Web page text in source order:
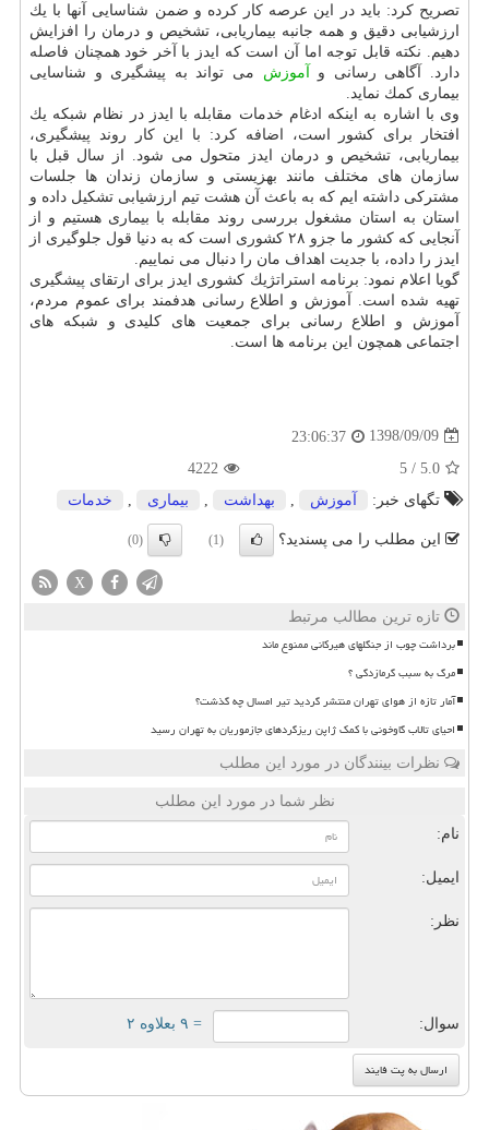
تصریح كرد: باید در این عرصه كار كرده و ضمن شناسایی آنها با یك
ارزشیابی دقیق و همه جانبه بیماریابی، تشخیص و درمان را افزایش
دهیم. نكته قابل توجه اما آن است كه ایدز با آخر خود همچنان فاصله
دارد. آگاهی رسانی و آموزش می تواند به پیشگیری و شناسایی
بیماری كمك نماید.
وی با اشاره به اینكه ادغام خدمات مقابله با ایدز در نظام شبكه یك
افتخار برای كشور است، اضافه كرد: با این كار روند پیشگیری،
بیماریابی، تشخیص و درمان ایدز متحول می شود. از سال قبل با
سازمان های مختلف مانند بهزیستی و سازمان زندان ها جلسات
مشتركی داشته ایم كه به باعث آن هشت تیم ارزشیابی تشكیل داده و
استان به استان مشغول بررسی روند مقابله با بیماری هستیم و از
آنجایی كه كشور ما جزو ۲۸ كشوری است كه به دنیا قول جلوگیری از
ایدز را داده، با جدیت اهداف مان را دنبال می نماییم.
گویا اعلام نمود: برنامه استراتژیك كشوری ایدز برای ارتقای پیشگیری
تهیه شده است. آموزش و اطلاع رسانی هدفمند برای عموم مردم،
آموزش و اطلاع رسانی برای جمعیت های كلیدی و شبكه های
اجتماعی همچون این برنامه ها است.
1398/09/09
23:06:37
5.0
/
5
4222
تگهای خبر:
آموزش بهداشت بیماری خدمات
این مطلب را می پسندید؟ (1)
(0)
X
تازه ترین مطالب مرتبط
برداشت چوب از جنگلهای هیرکانی ممنوع ماند
مرگ به سبب گرمازدگی ؟
آمار تازه از هوای تهران منتشر گردید تیر امسال چه گذشت؟
احیای تالاب گاوخونی با کمک ژاپن ریزگردهای جازموریان به تهران رسید
نظرات بینندگان در مورد این مطلب
نظر شما در مورد این مطلب
نام:
ایمیل:
نظر:
سوال: = ۹ بعلاوه ۲